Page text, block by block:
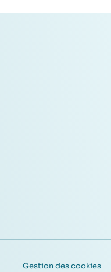
Gestion des cookies